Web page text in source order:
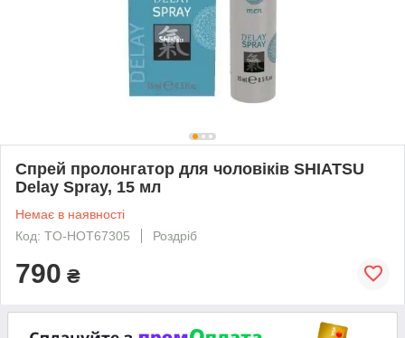
Спрей пролонгатор для чоловіків SHIATSU
Delay Spray, 15 мл
Немає в наявності
Код: TO-HOT67305
Роздріб
790 ₴